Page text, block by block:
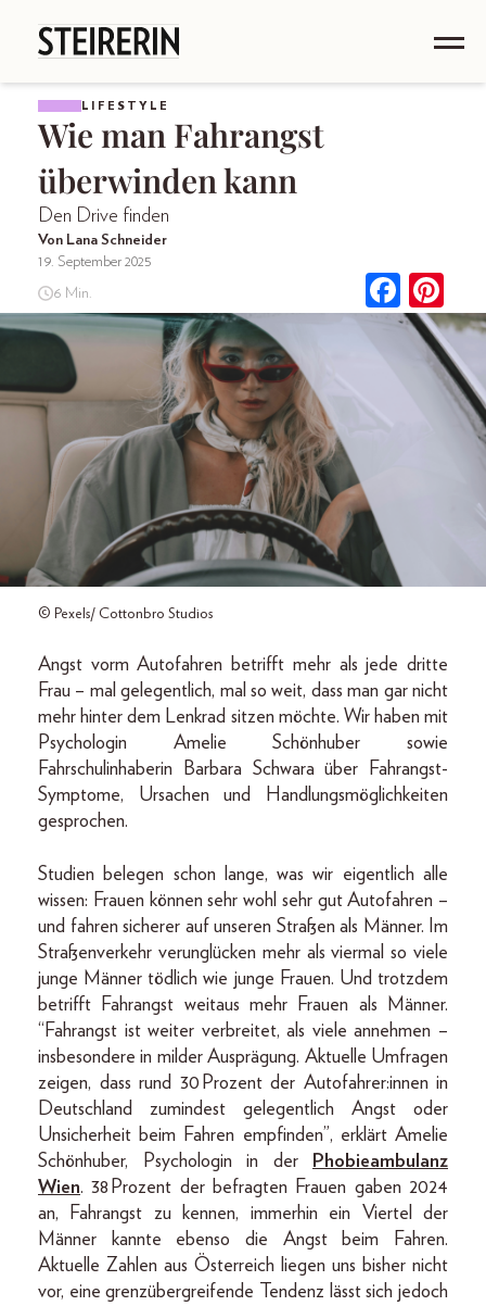
LIFESTYLE
Wie man Fahrangst
überwinden kann
Den Drive finden
Von Lana Schneider
19. September 2025
6 Min.
© Pexels/ Cottonbro Studios
Angst vorm Autofahren betrifft mehr als jede dritte
Frau – mal gelegentlich, mal so weit, dass man gar nicht
mehr hinter dem Lenkrad sitzen möchte. Wir haben mit
Psychologin Amelie Schönhuber sowie
Fahrschulinhaberin Barbara Schwara über Fahrangst-
Symptome, Ursachen und Handlungsmöglichkeiten
gesprochen.
Studien belegen schon lange, was wir eigentlich alle
wissen: Frauen können sehr wohl sehr gut Autofahren –
und fahren sicherer auf unseren Straßen als Männer. Im
Straßenverkehr verunglücken mehr als viermal so viele
junge Männer tödlich wie junge Frauen. Und trotzdem
betrifft Fahrangst weitaus mehr Frauen als Männer.
“Fahrangst ist weiter verbreitet, als viele annehmen –
insbesondere in milder Ausprägung. Aktuelle Umfragen
zeigen, dass rund 30 Prozent der Autofahrer:innen in
Deutschland zumindest gelegentlich Angst oder
Unsicherheit beim Fahren empfinden”, erklärt Amelie
Schönhuber, Psychologin in der
Phobieambulanz
Wien. 38 Prozent der befragten Frauen gaben 2024
an, Fahrangst zu kennen, immerhin ein Viertel der
Männer kannte ebenso die Angst beim Fahren.
Aktuelle Zahlen aus Österreich liegen uns bisher nicht
vor, eine grenzübergreifende Tendenz lässt sich jedoch